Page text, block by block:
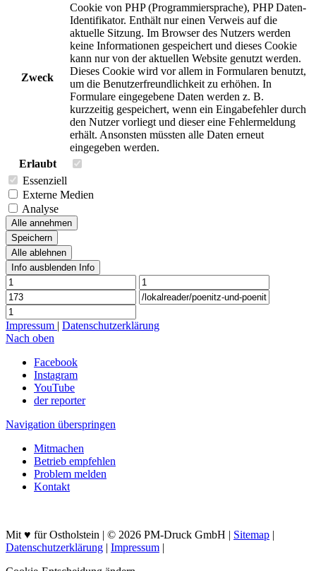
Zweck
Cookie von PHP (Programmiersprache), PHP Daten-
Identifikator. Enthält nur einen Verweis auf die
aktuelle Sitzung. Im Browser des Nutzers werden
keine Informationen gespeichert und dieses Cookie
kann nur von der aktuellen Website genutzt werden.
Dieses Cookie wird vor allem in Formularen benutzt,
um die Benutzerfreundlichkeit zu erhöhen. In
Formulare eingegebene Daten werden z. B.
kurzzeitig gespeichert, wenn ein Eingabefehler durch
den Nutzer vorliegt und dieser eine Fehlermeldung
erhält. Ansonsten müssten alle Daten erneut
eingegeben werden.
Erlaubt
Essenziell
Externe Medien
Analyse
Alle annehmen
Speichern
Alle ablehnen
Info ausblenden Info
Impressum | Datenschutzerklärung
Nach oben
Facebook
Instagram
YouTube
der reporter
Navigation überspringen
Mitmachen
Betrieb empfehlen
Problem melden
Kontakt
Mit ♥ für Ostholstein | © 2026 PM-Druck GmbH | Sitemap |
Datenschutzerklärung | Impressum |